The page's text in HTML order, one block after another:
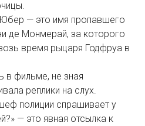
— это имя пропавшего
де Монмерай, за которого
время рыцаря Годфруа в
в фильме, не зная
реплики на слух.
полиции спрашивает у
— это явная отсылка к